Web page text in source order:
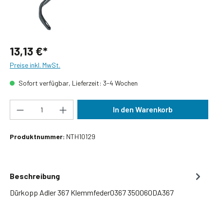
13,13 €*
Preise inkl. MwSt.
Sofort verfügbar, Lieferzeit: 3-4 Wochen
Produkt Anzahl: Gib den gewünschten Wert
In den Warenkorb
Produktnummer: NTH10129
Beschreibung
Dürkopp Adler 367 Klemmfeder0367 350060DA367